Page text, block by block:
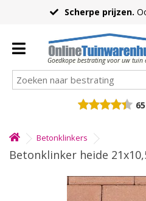
Scherpe prijzen.
Goedkope bestrating voor uw tuin
65
Betonklinkers
Betonklinker heide